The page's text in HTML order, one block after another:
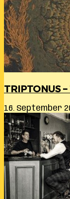
TRIPTONUS
16. September